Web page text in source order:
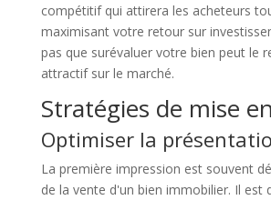
compétitif qui attirera les acheteurs
maximisant votre retour sur
pas que surévaluer votre bien peut le
attractif sur le marché.
Stratégies de mise
Optimiser la
La première impression est souvent
de la vente d'un bien immobilier. Il est